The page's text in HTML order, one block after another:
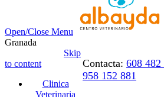
Open/Close Menu
Granada
Contacta: 608 482
958 152 881
Skip
to content
Clinica
Veterinaria